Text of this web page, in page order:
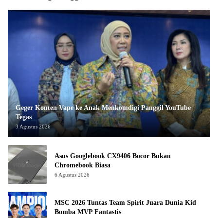
Geger Konten Vape ke Anak Menkomdigi Panggil YouTube
Tegas
3 Agustus 2026
Asus Googlebook CX9406 Bocor Bukan
Chromebook Biasa
6 Agustus 2026
MSC 2026 Tuntas Team Spirit Juara Dunia Kid
Bomba MVP Fantastis